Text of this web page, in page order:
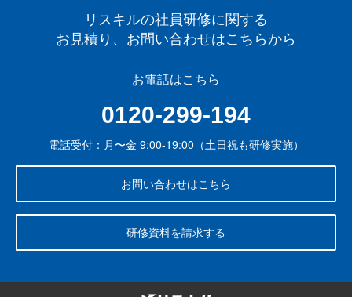
リスキルの社員研修に関する
お見積り、お問い合わせはこちらから
お電話はこちら
0120-299-194
電話受付：月〜金 9:00-19:00（土日祝も研修実施）
お問い合わせはこちら
研修資料を請求する